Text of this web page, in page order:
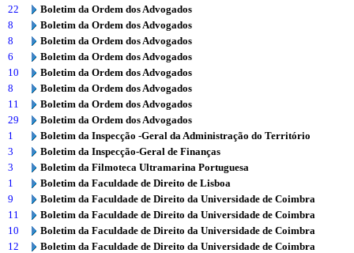
22
Boletim da Ordem dos Advogados
8
Boletim da Ordem dos Advogados
8
Boletim da Ordem dos Advogados
6
Boletim da Ordem dos Advogados
10
Boletim da Ordem dos Advogados
8
Boletim da Ordem dos Advogados
11
Boletim da Ordem dos Advogados
29
Boletim da Ordem dos Advogados
1
Boletim da Inspecção -Geral da Administração do Território
3
Boletim da Inspecção-Geral de Finanças
3
Boletim da Filmoteca Ultramarina Portuguesa
1
Boletim da Faculdade de Direito de Lisboa
9
Boletim da Faculdade de Direito da Universidade de Coimbra
11
Boletim da Faculdade de Direito da Universidade de Coimbra
10
Boletim da Faculdade de Direito da Universidade de Coimbra
12
Boletim da Faculdade de Direito da Universidade de Coimbra